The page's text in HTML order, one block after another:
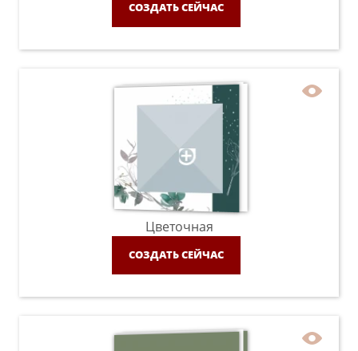
СОЗДАТЬ СЕЙЧАС
Цветочная
СОЗДАТЬ СЕЙЧАС